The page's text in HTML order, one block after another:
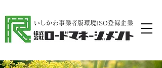
​いしかわ事業者版環境ISO登録企業